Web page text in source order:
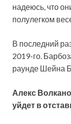
надеюсь, что
полулегком
В последний
2019-го.
раунде Шейна
Алекс
уйдет в